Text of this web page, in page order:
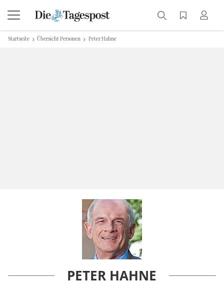
Startseite Übersicht Personen Peter Hahne
PETER HAHNE